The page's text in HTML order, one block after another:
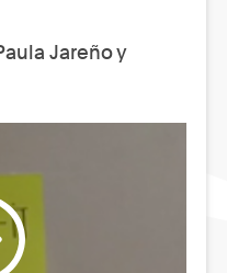
Jareño y